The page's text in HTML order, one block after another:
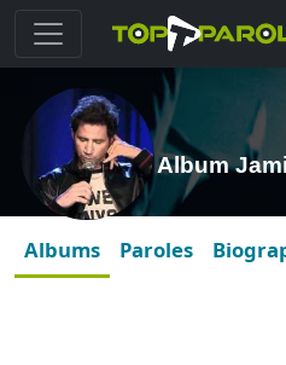
Album
Albums Paroles